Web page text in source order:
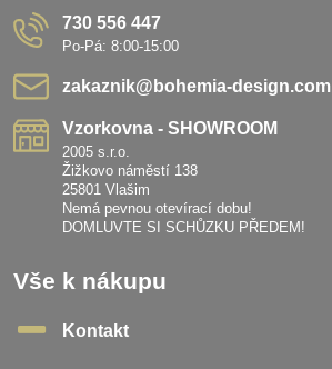
730 556 447
Po-Pá: 8:00-15:00
zakaznik​@bohemia-design​.com
Vzorkovna - SHOWROOM
2005 s.r.o.
Žižkovo náměstí 138
25801 Vlašim
Nemá pevnou otevírací dobu!
DOMLUVTE SI SCHŮZKU PŘEDEM!
Vše k nákupu
Kontakt